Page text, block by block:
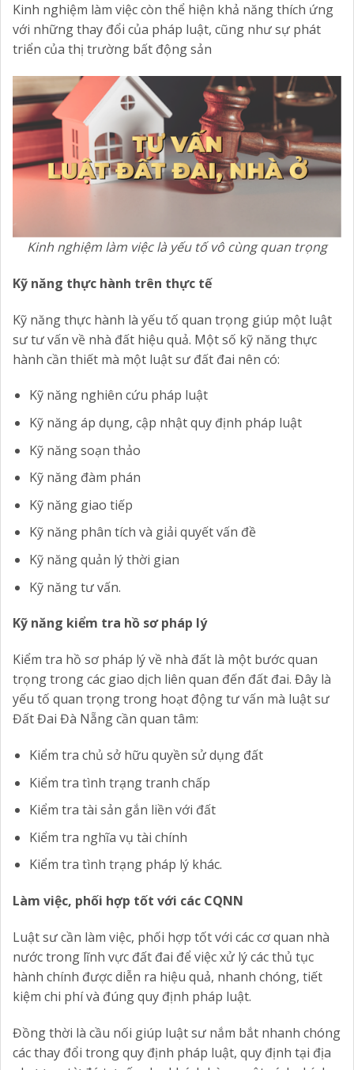
Kinh nghiệm làm việc còn thể hiện khả năng thích ứng
với những thay đổi của pháp luật, cũng như sự phát
triển của thị trường bất động sản
Kinh nghiệm làm việc là yếu tố vô cùng quan trọng
Kỹ năng thực hành trên thực tế
Kỹ năng thực hành là yếu tố quan trọng giúp một luật
sư tư vấn về nhà đất hiệu quả. Một số kỹ năng thực
hành cần thiết mà một luật sư đất đai nên có:
Kỹ năng nghiên cứu pháp luật
Kỹ năng áp dụng, cập nhật quy định pháp luật
Kỹ năng soạn thảo
Kỹ năng đàm phán
Kỹ năng giao tiếp
Kỹ năng phân tích và giải quyết vấn đề
Kỹ năng quản lý thời gian
Kỹ năng tư vấn.
Kỹ năng kiểm tra hồ sơ pháp lý
Kiểm tra hồ sơ pháp lý về nhà đất là một bước quan
trọng trong các giao dịch liên quan đến đất đai. Đây là
yếu tố quan trọng trong hoạt động tư vấn mà luật sư
Đất Đai Đà Nẵng cần quan tâm:
Kiểm tra chủ sở hữu quyền sử dụng đất
Kiểm tra tình trạng tranh chấp
Kiểm tra tài sản gắn liền với đất
Kiểm tra nghĩa vụ tài chính
Kiểm tra tình trạng pháp lý khác.
Làm việc, phối hợp tốt với các CQNN
Luật sư cần làm việc, phối hợp tốt với các cơ quan nhà
nước trong lĩnh vực đất đai để việc xử lý các thủ tục
hành chính được diễn ra hiệu quả, nhanh chóng, tiết
kiệm chi phí và đúng quy định pháp luật.
Đồng thời là cầu nối giúp luật sư nắm bắt nhanh chóng
các thay đổi trong quy định pháp luật, quy định tại địa